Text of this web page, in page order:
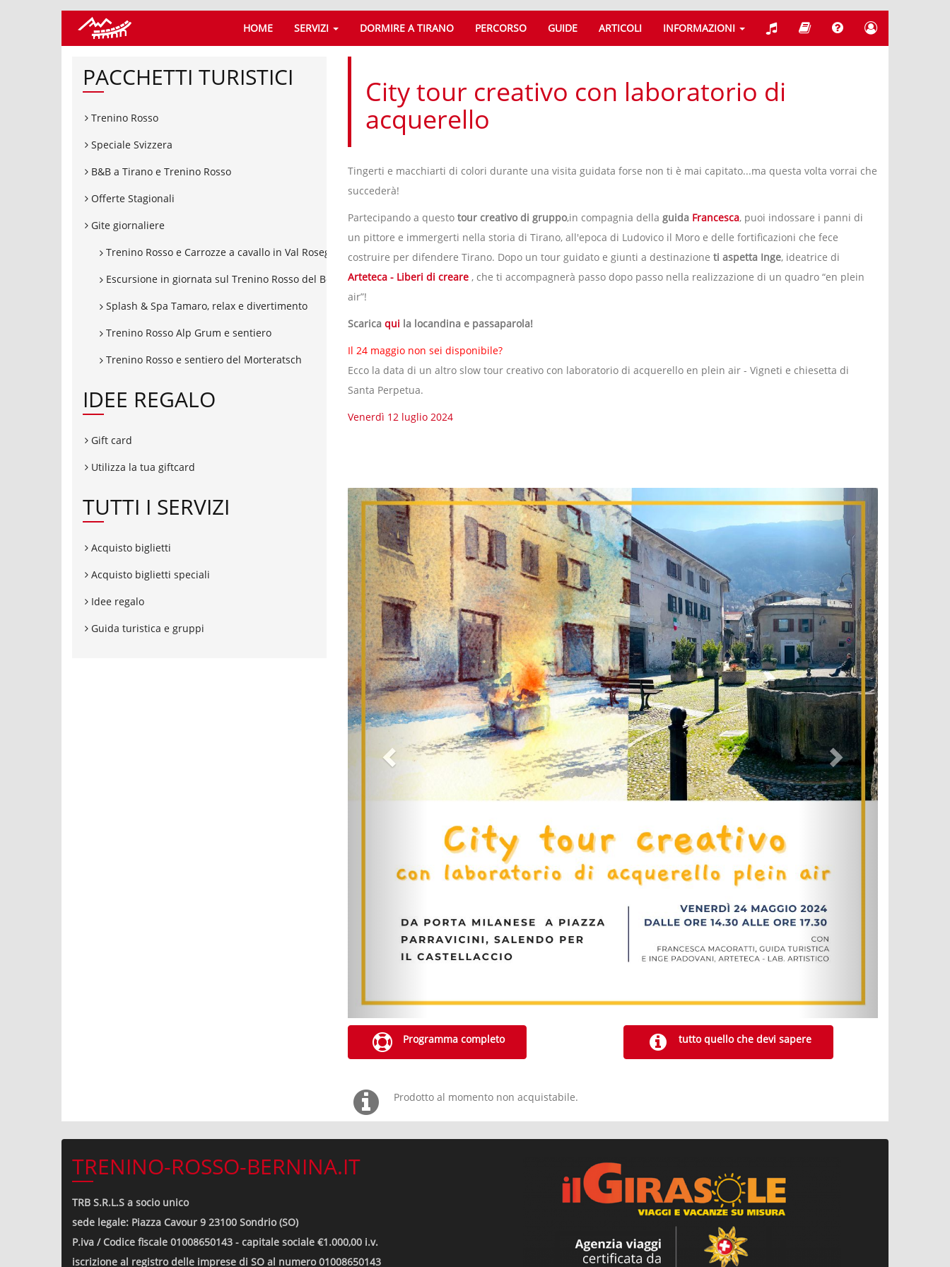
HOME SERVIZI DORMIRE A TIRANO PERCORSO GUIDE ARTICOLI INFORMAZIONI
PACCHETTI TURISTICI
Trenino Rosso
Speciale Svizzera
B&B a Tirano e Trenino Rosso
Offerte Stagionali
Gite giornaliere
Trenino Rosso e Carrozze a cavallo in Val Roseg
Escursione in giornata sul Trenino Rosso del Bernina
Splash & Spa Tamaro, relax e divertimento
Trenino Rosso Alp Grum e sentiero
Trenino Rosso e sentiero del Morteratsch
IDEE REGALO
Gift card
Utilizza la tua giftcard
TUTTI I SERVIZI
Acquisto biglietti
Acquisto biglietti speciali
Idee regalo
Guida turistica e gruppi
City tour creativo con laboratorio di
acquerello
Tingerti e macchiarti di colori durante una visita guidata forse non ti è mai capitato...ma questa volta vorrai che
succederà!
Partecipando a questo tour creativo di gruppo,in compagnia della guida Francesca, puoi indossare i panni di
un pittore e immergerti nella storia di Tirano, all'epoca di Ludovico il Moro e delle fortificazioni che fece
costruire per difendere Tirano. Dopo un tour guidato e giunti a destinazione ti aspetta Inge, ideatrice di
Arteteca - Liberi di creare , che ti accompagnerà passo dopo passo nella realizzazione di un quadro “en plein
air”!
Scarica qui la locandina e passaparola!
Il 24 maggio non sei disponibile?
Ecco la data di un altro slow tour creativo con laboratorio di acquerello en plein air - Vigneti e chiesetta di
Santa Perpetua.
Venerdì 12 luglio 2024
Programma completo tutto quello che devi sapere
Prodotto al momento non acquistabile.
TRENINO-ROSSO-BERNINA.IT
TRB S.R.L.S a socio unico
sede legale: Piazza Cavour 9 23100 Sondrio (SO)
P.iva / Codice fiscale 01008650143 - capitale sociale €1.000,00 i.v.
iscrizione al registro delle imprese di SO al numero 01008650143